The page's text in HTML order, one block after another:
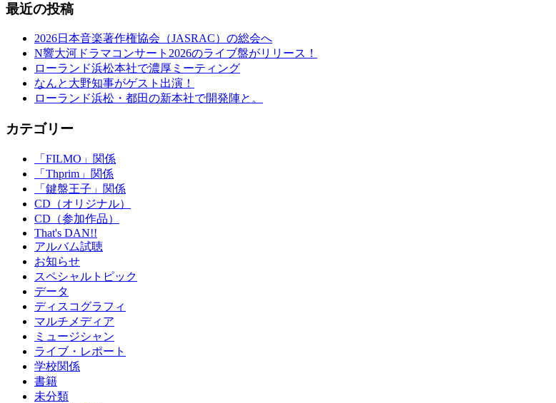
最近の投稿
2026日本音楽著作権協会（JASRAC）の総会へ
N響大河ドラマコンサート2026のライブ盤がリリース！
ローランド浜松本社で濃厚ミーティング
なんと大野知事がゲスト出演！
ローランド浜松・都田の新本社で開発陣と。
カテゴリー
「FILMO」関係
「Thprim」関係
「鍵盤王子」関係
CD（オリジナル）
CD（参加作品）
That's DAN!!
アルバム試聴
お知らせ
スペシャルトピック
データ
ディスコグラフィ
マルチメディア
ミュージシャン
ライブ・レポート
学校関係
書籍
未分類